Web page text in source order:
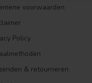
voorwaarden
Policy
& retourneren